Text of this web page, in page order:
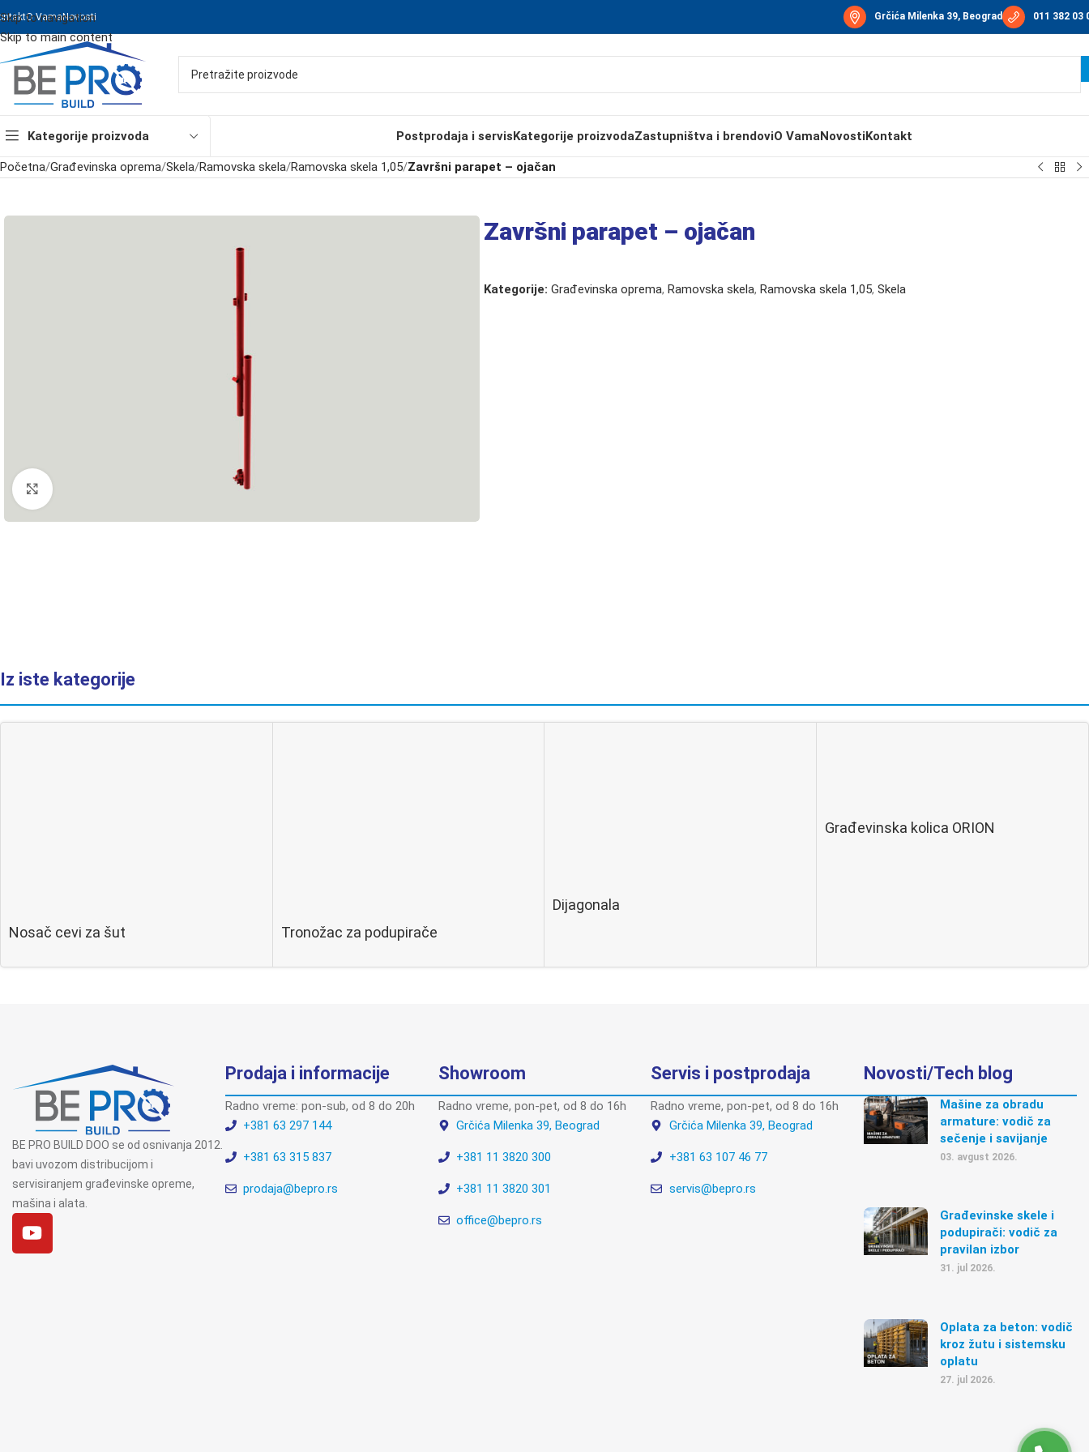
Skip to navigation
Skip to main content
O VamaNovosti Grčića Milenka 39, Beograd 011 382 03
Kategorije proizvoda Postprodaja i servisKategorije proizvodaZastupništva i brendoviO VamaNovostiKontakt
Početna/Građevinska oprema/Skela/Ramovska skela/Ramovska skela 1,05/Završni parapet – ojačan
Završni parapet – ojačan
Kategorije: Građevinska oprema, Ramovska skela, Ramovska skela 1,05, Skela
Iz iste kategorije
Nosač cevi za šut Tronožac za podupirače
Dijagonala
Građevinska kolica ORION
BE PRO BUILD DOO se od osnivanja 2012.
bavi uvozom distribucijom i
servisiranjem građevinske opreme,
mašina i alata.
Prodaja i informacije
Radno vreme: pon-sub, od 8 do 20h
+381 63 297 144
+381 63 315 837
prodaja@bepro.rs
Showroom
Radno vreme, pon-pet, od 8 do 16h
Grčića Milenka 39, Beograd
+381 11 3820 300
+381 11 3820 301
office@bepro.rs
Servis i postprodaja
Radno vreme, pon-pet, od 8 do 16h
Grčića Milenka 39, Beograd
+381 63 107 46 77
servis@bepro.rs
Novosti/Tech blog
Mašine za obradu
armature: vodič za
sečenje i savijanje
03. avgust 2026.
Građevinske skele i
podupirači: vodič za
pravilan izbor
31. jul 2026.
Oplata za beton: vodič
kroz žutu i sistemsku
oplatu
27. jul 2026.